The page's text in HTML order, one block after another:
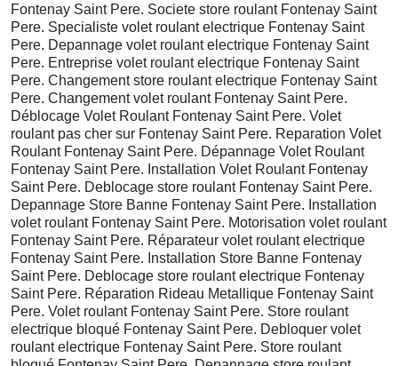
Fontenay Saint Pere. Societe store roulant Fontenay Saint
Pere. Specialiste volet roulant electrique Fontenay Saint
Pere. Depannage volet roulant electrique Fontenay Saint
Pere. Entreprise volet roulant electrique Fontenay Saint
Pere. Changement store roulant electrique Fontenay Saint
Pere. Changement volet roulant Fontenay Saint Pere.
Déblocage Volet Roulant Fontenay Saint Pere. Volet
roulant pas cher sur Fontenay Saint Pere. Reparation Volet
Roulant Fontenay Saint Pere. Dépannage Volet Roulant
Fontenay Saint Pere. Installation Volet Roulant Fontenay
Saint Pere. Deblocage store roulant Fontenay Saint Pere.
Depannage Store Banne Fontenay Saint Pere. Installation
volet roulant Fontenay Saint Pere. Motorisation volet roulant
Fontenay Saint Pere. Réparateur volet roulant electrique
Fontenay Saint Pere. Installation Store Banne Fontenay
Saint Pere. Deblocage store roulant electrique Fontenay
Saint Pere. Réparation Rideau Metallique Fontenay Saint
Pere. Volet roulant Fontenay Saint Pere. Store roulant
electrique bloqué Fontenay Saint Pere. Debloquer volet
roulant electrique Fontenay Saint Pere. Store roulant